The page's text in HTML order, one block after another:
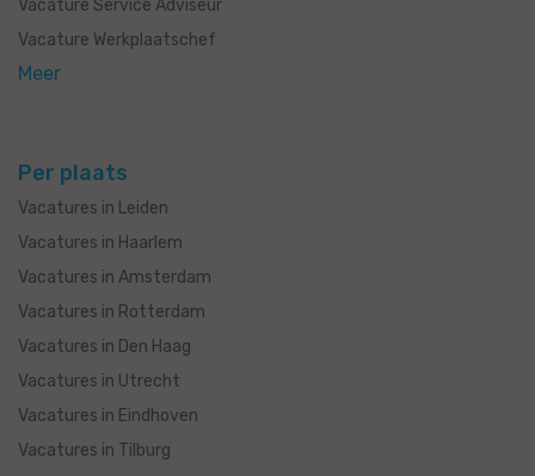
Vacature Service Adviseur
Vacature Werkplaatschef
Meer
Per plaats
Vacatures in Leiden
Vacatures in Haarlem
Vacatures in Amsterdam
Vacatures in Rotterdam
Vacatures in Den Haag
Vacatures in Utrecht
Vacatures in Eindhoven
Vacatures in Tilburg